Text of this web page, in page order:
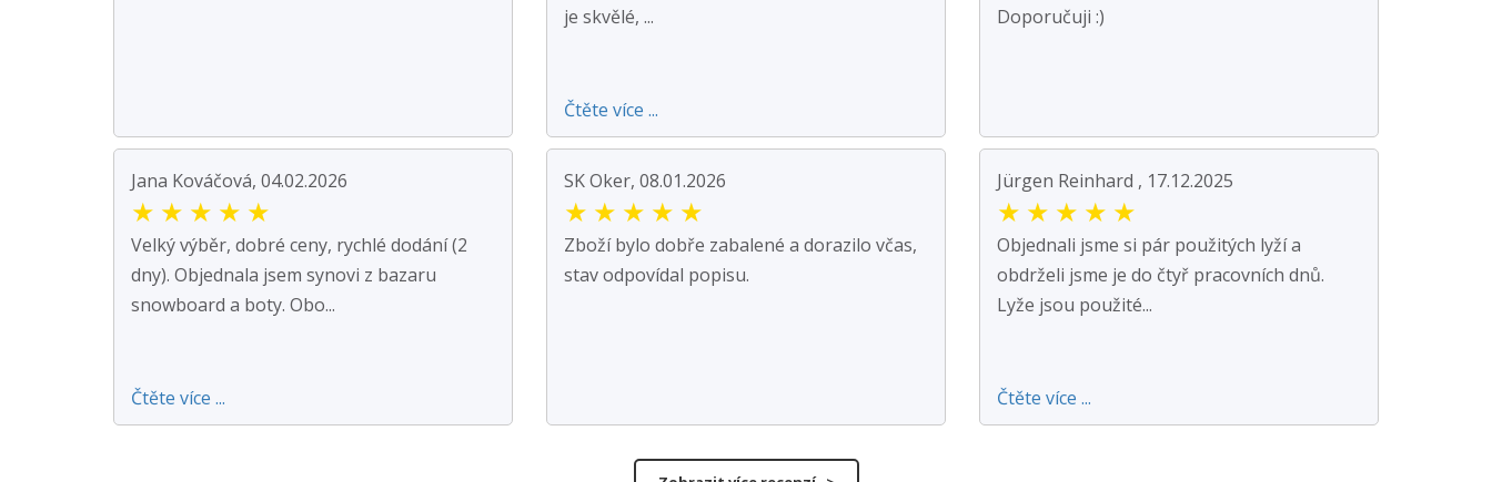
je skvělé, ...
Čtěte více ...
Doporučuji :)
Jana Kováčová, 04.02.2026
★ ★ ★ ★ ★
Velký výběr, dobré ceny, rychlé dodání (2
dny). Objednala jsem synovi z bazaru
snowboard a boty. Obo...
Čtěte více ...
SK Oker, 08.01.2026
★ ★ ★ ★ ★
Zboží bylo dobře zabalené a dorazilo včas,
stav odpovídal popisu.
Jürgen Reinhard , 17.12.2025
★ ★ ★ ★ ★
Objednali jsme si pár použitých lyží a
obdrželi jsme je do čtyř pracovních dnů.
Lyže jsou použité...
Čtěte více ...